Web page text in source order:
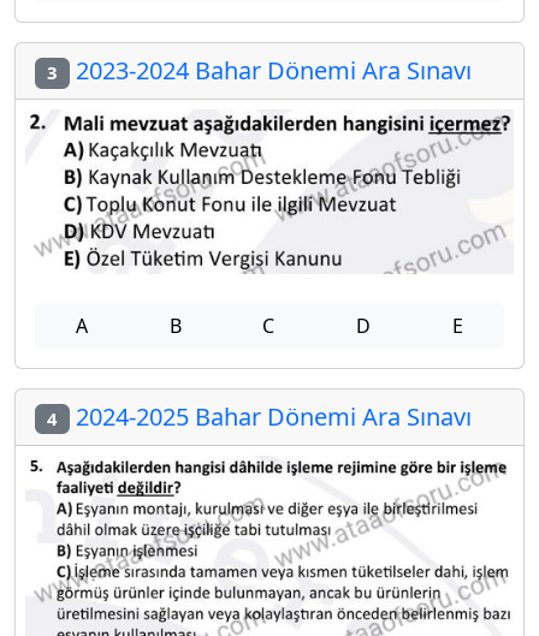
3 2023-2024 Bahar Dönemi Ara Sınavı
A B C D E
4 2024-2025 Bahar Dönemi Ara Sınavı